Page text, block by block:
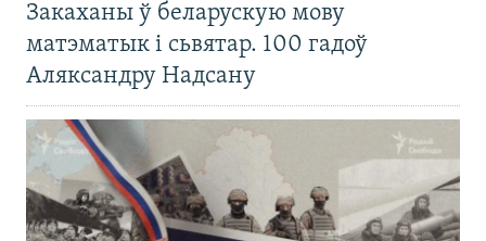
Закаханы ў беларускую мову
матэматык і сьвятар. 100 гадоў
Аляксандру Надсану